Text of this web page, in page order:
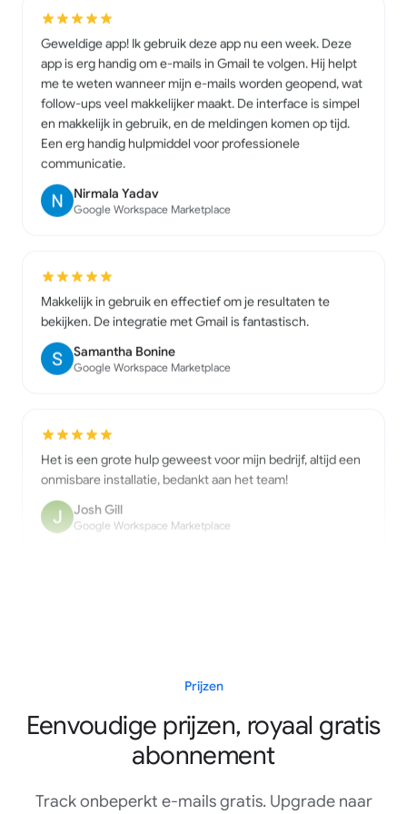
app is erg handig om e-mails in Gmail te volgen. Hij helpt
me te weten wanneer mijn e-mails worden geopend, wat
follow-ups veel makkelijker maakt. De interface is simpel
en makkelijk in gebruik, en de meldingen komen op tijd.
Een erg handig hulpmiddel voor professionele
communicatie.
Nirmala Yadav
Google Workspace Marketplace
bekijken. De integratie met Gmail is fantastisch.
Samantha Bonine
Google Workspace Marketplace
onmisbare installatie, bedankt aan het team!
Josh Gill
Google Workspace Marketplace
Geweldige service, makkelijk te gebruiken en te
integreren. En hun klantenservice is echt fantastisch! Ik
maakte een fout bij het instellen van mijn account en ze
mijn problemen op, binnen een paar minuten was alles
Prijzen
Eenvoudige prijzen, royaal gratis
abonnement
Track onbeperkt e-mails gratis. Upgrade naar